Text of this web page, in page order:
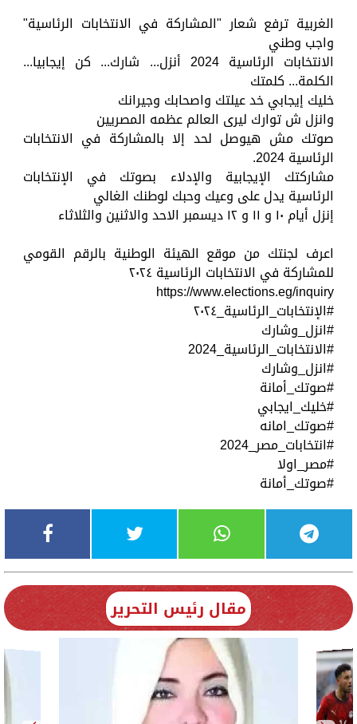
الغربية ترفع شعار "المشاركة في الانتخابات الرئاسية"
واجب وطني
الانتخابات الرئاسية 2024 أنزل... شارك... كن إيجابيا...
الكلمة... كلمتك
خليك إيجابي خد عيلتك واصحابك وجيرانك
وانزل ش توارك ليرى العالم عظمه المصريين
صوتك مش هيوصل لحد إلا بالمشاركة في الانتخابات
الرئاسية 2024.
مشاركتك الإيجابية والإدلاء بصوتك في الإنتخابات
الرئاسية يدل على وعيك وحبك لوطنك الغالي
إنزل أيام ١٠ و ١١ و ١٢ ديسمبر الاحد والاثنين والثلاثاء
اعرف لجنتك من موقع الهيئة الوطنية بالرقم القومي
للمشاركة في الانتخابات الرئاسية ٢٠٢٤
https://www.elections.eg/inquiry
#الإنتخابات_الرئاسية_٢٠٢٤
#انزل_وشارك
#الانتخابات_الرئاسية_2024
#انزل_وشارك
#صوتك_أمانة
#خليك_ايجابي
#صوتك_امانه
#انتخابات_مصر_2024
#مصر_اولا
#صوتك_أمانة
مقال رئيس التحرير